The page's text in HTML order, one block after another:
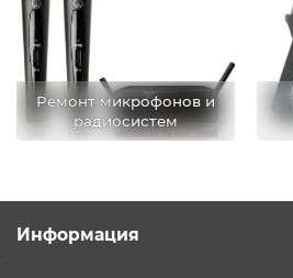
Ремонт микрофонов и
радиосистем
Информация